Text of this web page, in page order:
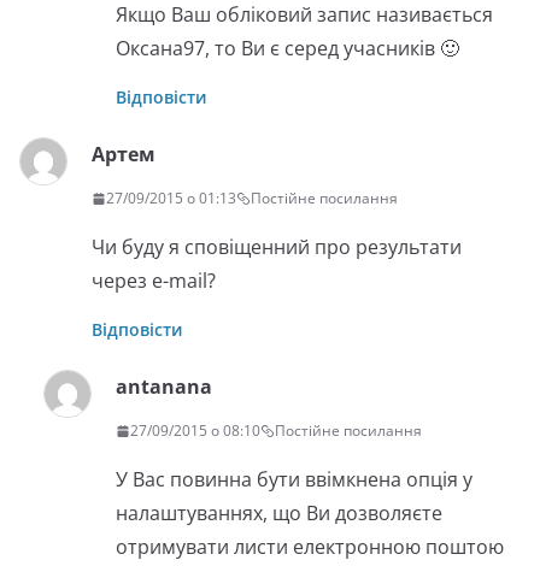
Якщо Ваш обліковий запис називається
Оксана97, то Ви є серед учасників 🙂
Відповісти
Артем
27/09/2015 о 01:13 Постійне посилання
Чи буду я сповіщенний про результати
через e-mail?
Відповісти
antanana
27/09/2015 о 08:10 Постійне посилання
У Вас повинна бути ввімкнена опція у
налаштуваннях, що Ви дозволяєте
отримувати листи електронною поштою